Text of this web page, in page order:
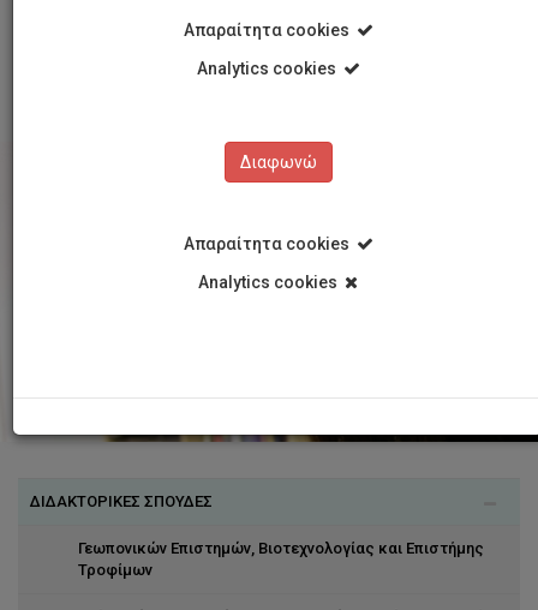
Διδακτορικές Σπουδές
Επικοινωνίας και Σπουδών Διαδικτύου
ΔΙΔΑΚΤΟΡΙΚΕΣ ΣΠΟΥΔΕΣ
Γεωπονικών Επιστημών, Βιοτεχνολογίας και Επιστήμης
Τροφίμων
Απαραίτητα cookies
Analytics cookies
Διαφωνώ
Απαραίτητα cookies
Analytics cookies